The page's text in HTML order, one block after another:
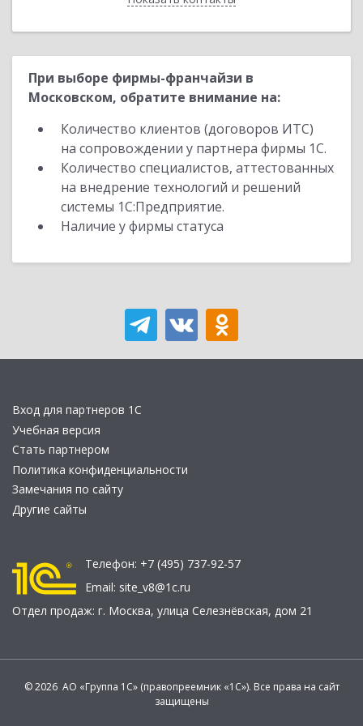
При выборе фирмы-франчайзи в
Московском, обратите внимание на:
Количество клиентов (договоров ИТС)
на сопровождении у партнера фирмы 1С.
Количество специалистов, аттестованных
на внедрение технологий и решений
системы 1С:Предприятие.
Наличие у фирмы статуса
Вход для партнеров 1С
Учебная версия
Стать партнером
Политика конфиденциальности
Замечания по сайту
Другие сайты
Телефон: +7 (495) 737-92-57
Email: site_v8@1c.ru
Отдел продаж: г. Москва, улица Селезнёвская, дом 21
© 2026 АО «Группа 1С» (правопреемник «1С»). Все права на сайт
защищены